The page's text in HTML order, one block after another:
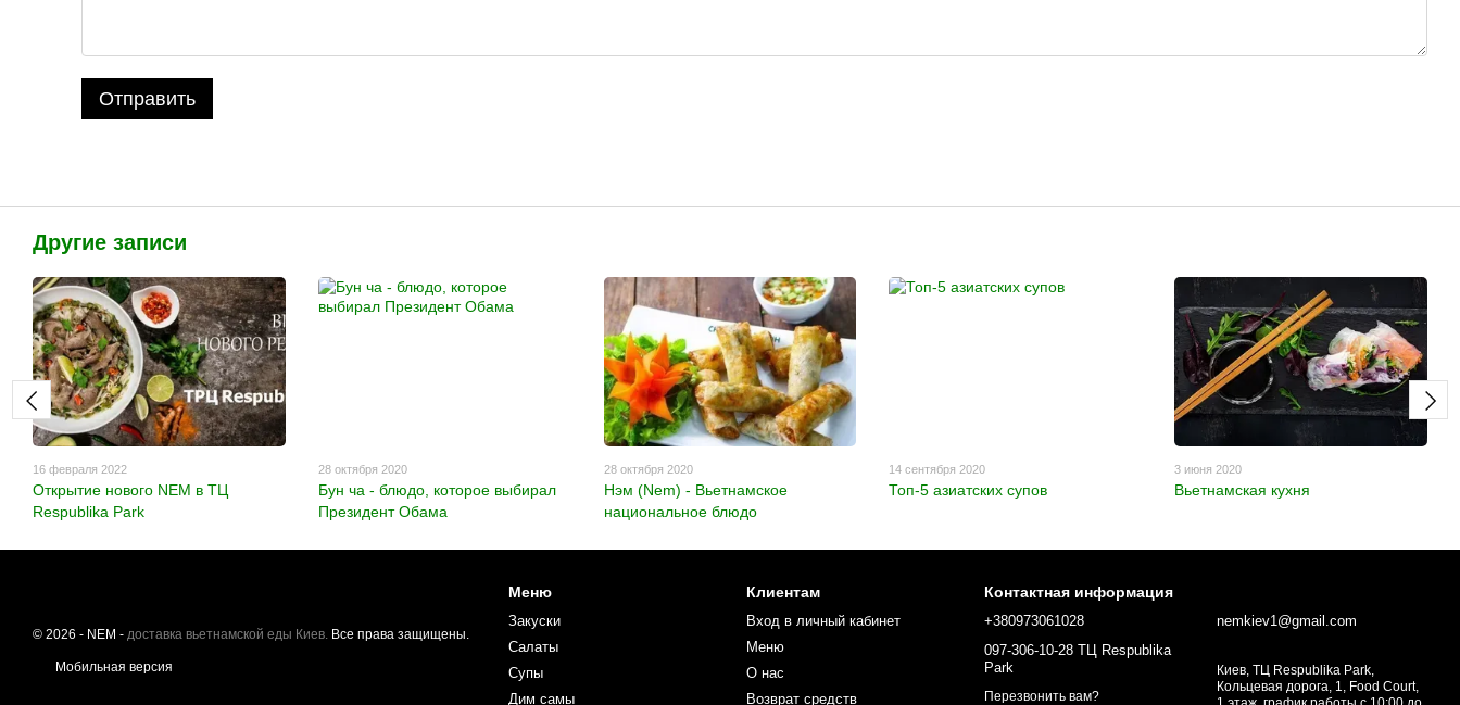
Отправить
Другие записи
16 февраля 2022
Открытие нового NEM в ТЦ
Respublika Park
28 октября 2020
Бун ча - блюдо, которое выбирал
Президент Обама
28 октября 2020
Нэм (Nem) - Вьетнамское
национальное блюдо
14 сентября 2020
Топ-5 азиатских супов
3 июня 2020
Вьетнамская кухня
© 2026 - NEM - доставка вьетнамской еды Киев. Все права защищены.
Мобильная версия
Меню
Закуски
Салаты
Супы
Дим самы
Клиентам
Вход в личный кабинет
Меню
О нас
Возврат средств
Контактная информация
+380973061028
097-306-10-28 ТЦ Respublika
Park
Перезвонить вам?
nemkiev1@gmail.com
Киев, ТЦ Respublika Park,
Кольцевая дорога, 1, Food Court,